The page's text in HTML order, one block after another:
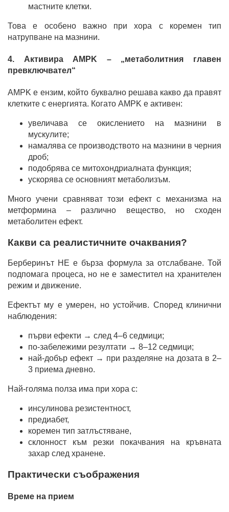
мастните клетки.
Това е особено важно при хора с коремен тип
натрупване на мазнини.
4. Активира AMPK – „метаболитния главен
превключвател“
AMPK е ензим, който буквално решава какво да правят
клетките с енергията. Когато AMPK е активен:
увеличава се окислението на мазнини в
мускулите;
намалява се производството на мазнини в черния
дроб;
подобрява се митохондриалната функция;
ускорява се основният метаболизъм.
Много учени сравняват този ефект с механизма на
метформина – различно вещество, но сходен
метаболитен ефект.
Какви са реалистичните очаквания?
Берберинът НЕ е бърза формула за отслабване. Той
подпомага процеса, но не е заместител на хранителен
режим и движение.
Ефектът му е умерен, но устойчив. Според клинични
наблюдения:
първи ефекти → след 4–6 седмици;
по-забележими резултати → 8–12 седмици;
най-добър ефект → при разделяне на дозата в 2–
3 приема дневно.
Най-голяма полза има при хора с:
инсулинова резистентност,
предиабет,
коремен тип затлъстяване,
склонност към резки покачвания на кръвната
захар след хранене.
Практически съображения
Време на прием